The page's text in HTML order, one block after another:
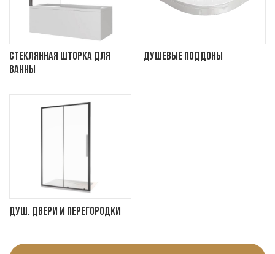
Стеклянная шторка для
ванны
Душевые поддоны
Душ. двери и перегородки